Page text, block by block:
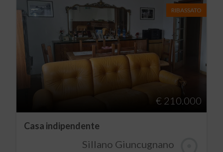
RIBASSATO
€ 210.000
Casa indipendente
Sillano Giuncugnano